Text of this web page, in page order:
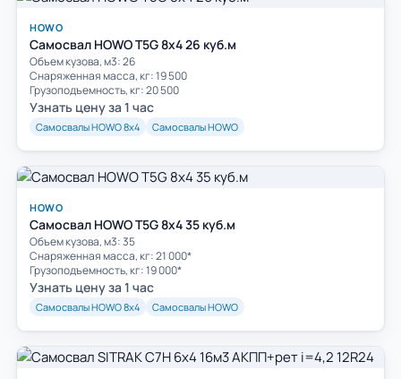
HOWO
Самосвал HOWO T5G 8х4 26 куб.м
Объем кузова, м3: 26
Cнаряженная масса, кг: 19 500
Грузоподъемность, кг: 20 500
Узнать цену за 1 час
Самосвалы HOWO 8х4 Самосвалы HOWO
HOWO
Самосвал HOWO T5G 8х4 35 куб.м
Объем кузова, м3: 35
Cнаряженная масса, кг: 21 000*
Грузоподъемность, кг: 19 000*
Узнать цену за 1 час
Самосвалы HOWO 8х4 Самосвалы HOWO